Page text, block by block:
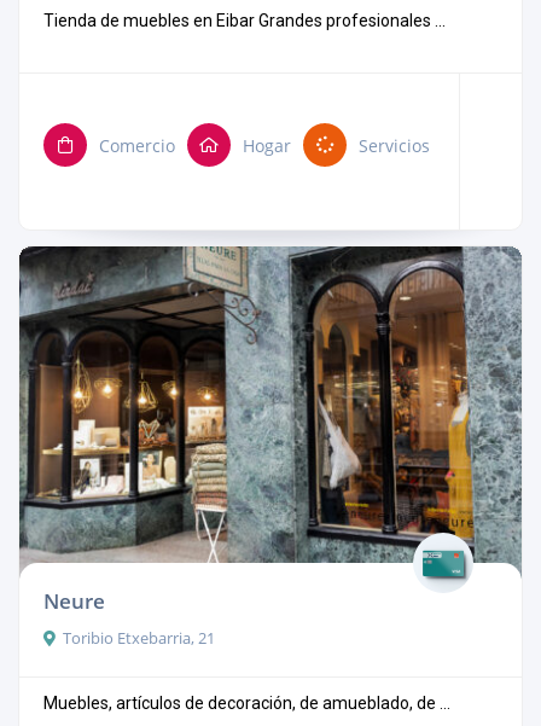
Tienda de muebles en Eibar Grandes profesionales ...
Comercio Hogar Servicios
Neure
Toribio Etxebarria, 21
Muebles, artículos de decoración, de amueblado, de ...